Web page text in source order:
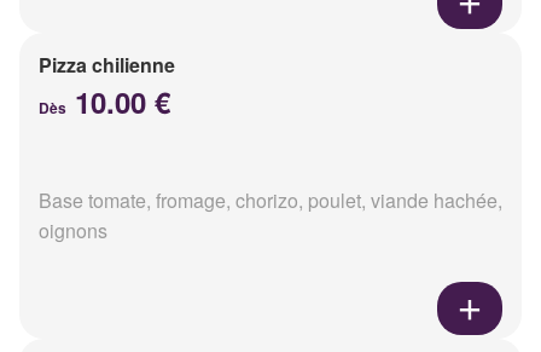
Pizza chilienne
Dès 10.00 €
Base tomate, fromage, chorizo, poulet, viande hachée,
oignons